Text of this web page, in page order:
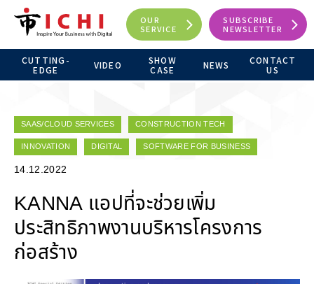
OUR
SERVICE
SUBSCRIBE
NEWSLETTER
CUTTING-
EDGE
VIDEO
SHOW
CASE
NEWS
CONTACT
US
SAAS/CLOUD SERVICES
CONSTRUCTION TECH
INNOVATION
DIGITAL SOFTWARE FOR BUSINESS
14.12.2022
KANNA แอปที่จะช่วยเพิ่ม
ประสิทธิภาพงานบริหารโครงการ
ก่อสร้าง